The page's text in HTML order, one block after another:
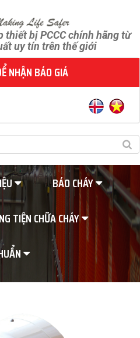
thiết bị PCCC chính hãng từ
uy tín trên thế giới
NHẬN BÁO GIÁ
BÁO CHÁY
TIỆN CHỮA CHÁY